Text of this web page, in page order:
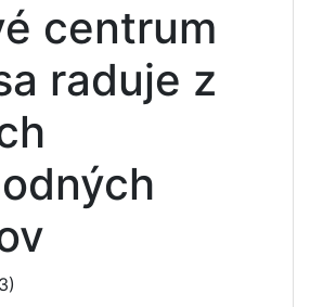
centrum
raduje z